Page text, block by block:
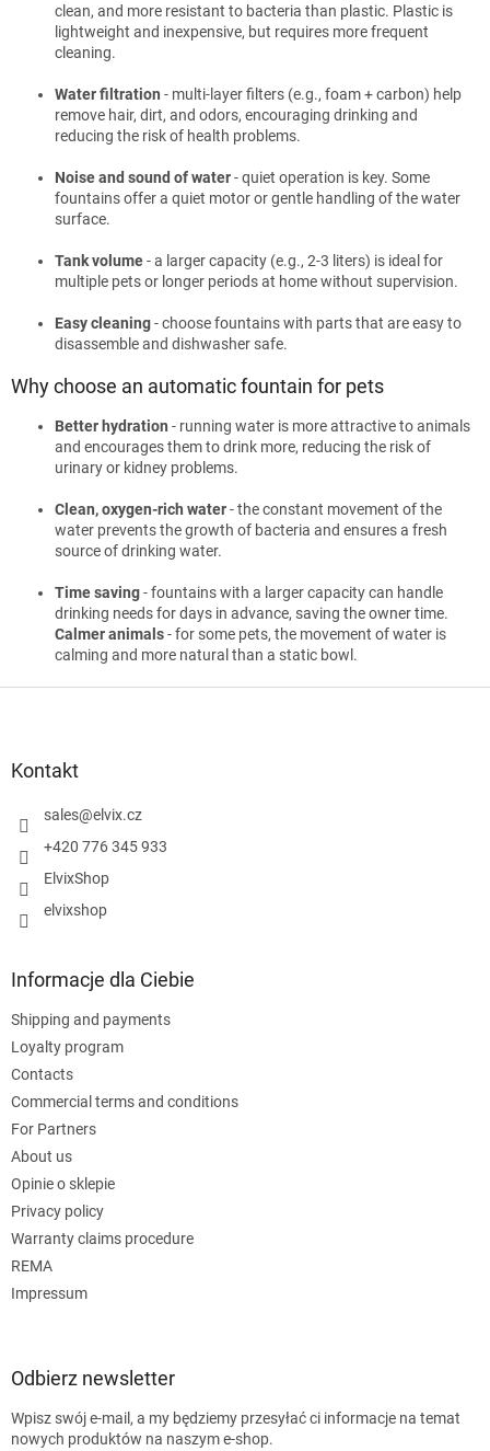
clean, and more resistant to bacteria than plastic. Plastic is
lightweight and inexpensive, but requires more frequent
cleaning.
Water filtration - multi-layer filters (e.g., foam + carbon) help
remove hair, dirt, and odors, encouraging drinking and
reducing the risk of health problems.
Noise and sound of water- quiet operation is key. Some
fountains offer a quiet motor or gentle handling of the water
surface.
Tank volume- a larger capacity (e.g., 2-3 liters) is ideal for
multiple pets or longer periods at home without supervision.
Easy cleaning- choose fountains with parts that are easy to
disassemble and dishwasher safe.
Why choose an automatic fountain for pets
Better hydration - running water is more attractive to animals
and encourages them to drink more, reducing the risk of
urinary or kidney problems.
Clean, oxygen-rich water- the constant movement of the
water prevents the growth of bacteria and ensures a fresh
source of drinking water.
Time saving- fountains with a larger capacity can handle
drinking needs for days in advance, saving the owner time.
Calmer animals- for some pets, the movement of water is
calming and more natural than a static bowl.
Kontakt
sales@elvix.cz
+420 776 345 933
ElvixShop
elvixshop
Informacje dla Ciebie
Shipping and payments
Loyalty program
Contacts
Commercial terms and conditions
For Partners
About us
Opinie o sklepie
Privacy policy
Warranty claims procedure
REMA
Impressum
Odbierz newsletter
Wpisz swój e-mail, a my będziemy przesyłać ci informacje na temat
nowych produktów na naszym e-shop.